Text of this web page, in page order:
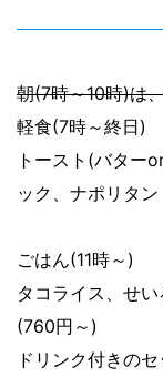
朝(7時～10時)は
軽食(7時～終日)
トースト(バター
ック、ナポリタン
ごはん(11時～)
タコライス、せ
(760円～)
ドリンク付きの